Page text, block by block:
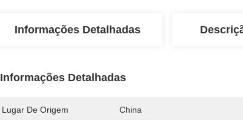
Informações Detalhadas
Informações Detalhadas
Lugar De Origem China